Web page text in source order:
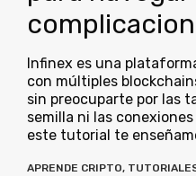
Infinex es una
con múltiples
sin preocuparte por las
semilla ni las
este tutorial te
APRENDE CRIPTO,